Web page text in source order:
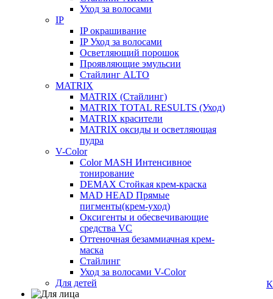
Уход за волосами
IP
IP окрашивание
IP Уход за волосами
Осветляющий порошок
Проявляющие эмульсии
Стайлинг ALTO
MATRIX
MATRIX (Стайлинг)
MATRIX TOTAL RESULTS (Уход)
MATRIX красители
MATRIX оксиды и осветляющая
пудра
V-Color
Color MASH Интенсивное
тонирование
DEMAX Стойкая крем-краска
MAD HEAD Прямые
пигменты(крем-уход)
Оксигенты и обесвечивающие
средства VC
Оттеночная безаммиачная крем-
маска
Стайлинг
Уход за волосами V-Color
Для детей